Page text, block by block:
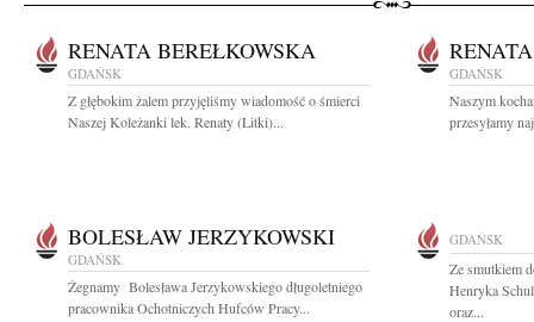
RENATA BEREŁKOWSKA
GDAŃSK
Z głębokim żalem przyjęliśmy wiadomość o śmierci
Naszej Koleżanki lek. Renaty (Litki)...
GDAŃSK
Naszym
przesyłamy
BOLESŁAW JERZYKOWSKI
GDAŃSK
Żegnamy Bolesława Jerzykowskiego długoletniego
pracownika Ochotniczych Hufców Pracy...
GDAŃSK
Ze smutkiem
Henryka
oraz...